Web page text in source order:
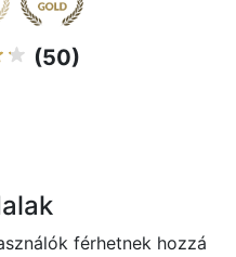
(50)
férhetnek hozzá